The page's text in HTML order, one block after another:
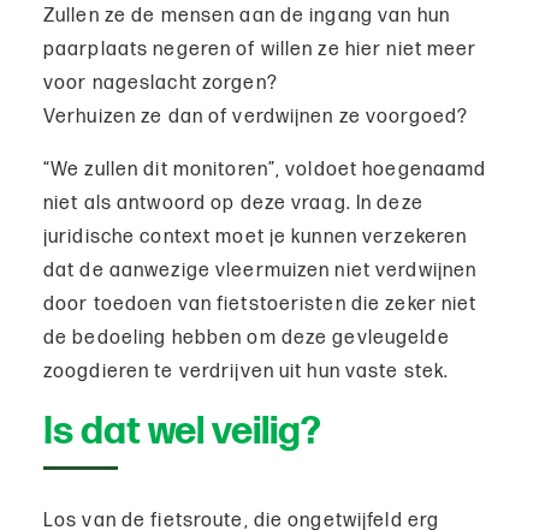
Zullen ze de mensen aan de ingang van hun
paarplaats negeren of willen ze hier niet meer
voor nageslacht zorgen?
Verhuizen ze dan of verdwijnen ze voorgoed?
“We zullen dit monitoren”, voldoet hoegenaamd
niet als antwoord op deze vraag. In deze
juridische context moet je kunnen verzekeren
dat de aanwezige vleermuizen niet verdwijnen
door toedoen van fietstoeristen die zeker niet
de bedoeling hebben om deze gevleugelde
zoogdieren te verdrijven uit hun vaste stek.
Is dat wel veilig?
Los van de fietsroute, die ongetwijfeld erg